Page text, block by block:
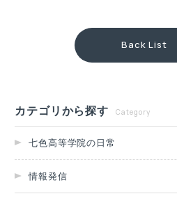
Back List
カテゴリから探す Category
七色高等学院の日常
情報発信